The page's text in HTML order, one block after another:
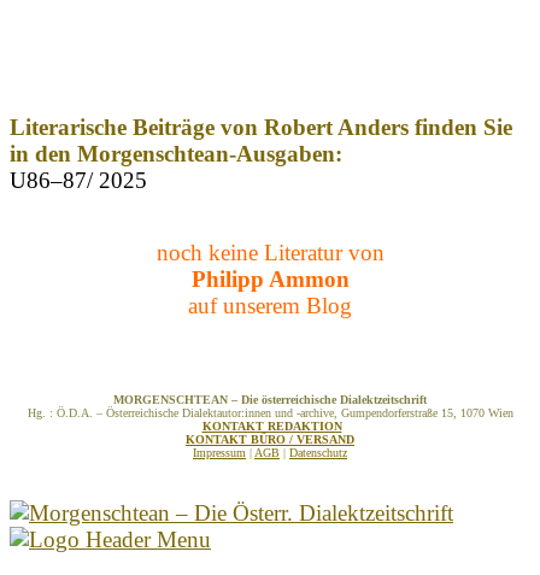
Literarische Beiträge von Robert Anders finden Sie
in den Morgenschtean-Ausgaben:
U86–87/ 2025
noch keine Literatur von
Philipp Ammon
auf unserem Blog
MORGENSCHTEAN – Die österreichische Dialektzeitschrift
Hg. : Ö.D.A. – Österreichische Dialektautor:innen und -archive, Gumpendorferstraße 15, 1070 Wien
KONTAKT REDAKTION
KONTAKT BÜRO / VERSAND
Impressum |AGB | Datenschutz